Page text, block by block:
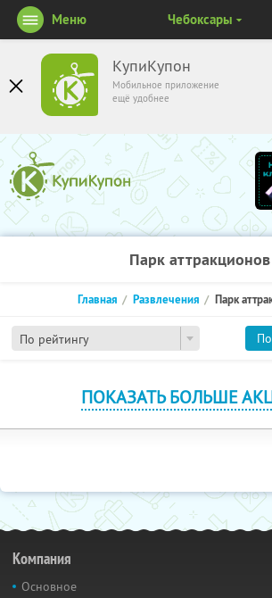
КупиКупон
Мобильное приложение
ещё удобнее
Меню Чебоксары
Парк аттракционов
По рейтингу
Главная Развлечения Парк
ПОКАЗАТЬ БОЛЬШЕ
Компания
Основное